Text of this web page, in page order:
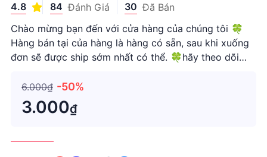
4.8 84 Đánh Giá 30 Đã Bán
Chào mừng bạn đến với cửa hàng của chúng tôi 🍀
Hàng bán tại của hàng là hàng có sẵn, sau khi xuống
đơn sẽ được ship sớm nhất có thể. 🍀hãy theo dõi
Miếng Dán Làm Mát Lạnh Mùa Hè túi 2 Miếng Dán
Chống Nóng PAD Giải Nh
6.000₫ -50%
3.000₫